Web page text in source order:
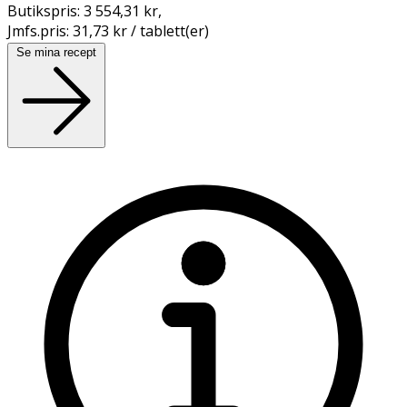
Butikspris: 3 554,31 kr,
Jmfs.pris: 31,73 kr / tablett(er)
Se mina recept